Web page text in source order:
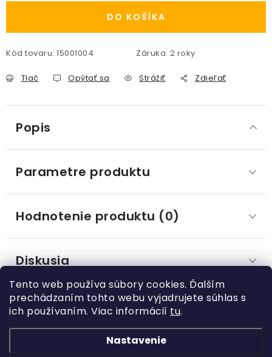
Tento web používa súbory cookies. Ďalším
prechádzaním tohto webu vyjadrujete súhlas s
ich používaním. Viac informácií tu.
Nastavenie
Kontakt / Právne údajeDO KOŠÍKA
Kód tovaru: 15001004 Záruka: 2 roky
Tlač Opýtať sa Strážiť Zdieľať
Popis
Parametre produktu
Hodnotenie produktu (0)
Diskusia
á
p